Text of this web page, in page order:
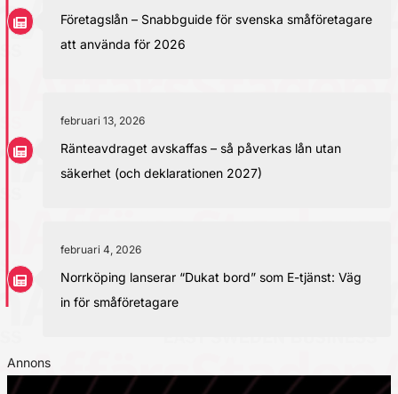
Företagslån – Snabbguide för svenska småföretagare
att använda för 2026
februari 13, 2026
Ränteavdraget avskaffas – så påverkas lån utan
säkerhet (och deklarationen 2027)
februari 4, 2026
Norrköping lanserar “Dukat bord” som E-tjänst: Väg
in för småföretagare
Annons